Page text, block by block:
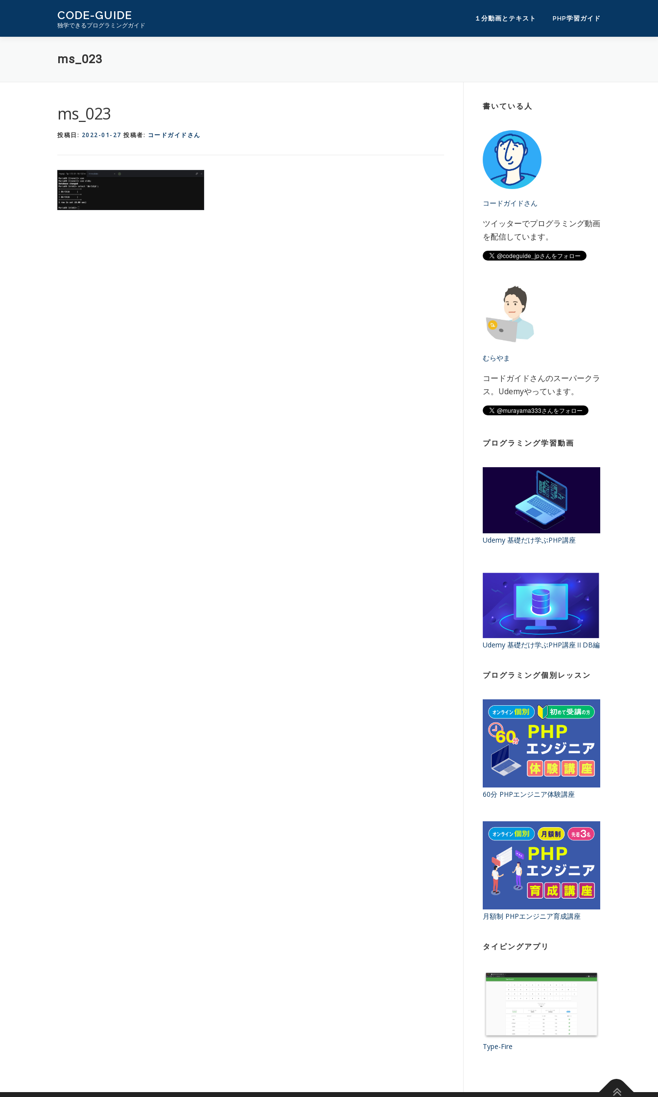
CODE-GUIDE
独学できるプログラミングガイド
１分動画とテキスト PHP学習ガイド
ms_023
ms_023
投稿日: 2022-01-27 投稿者: コードガイドさん
書いている人
コードガイドさん
ツイッターでプログラミング動画
を配信しています。
むらやま
コードガイドさんのスーパークラ
ス。Udemyやっています。
プログラミング学習動画
Udemy 基礎だけ学ぶPHP講座
Udemy 基礎だけ学ぶPHP講座ⅡDB編
プログラミング個別レッスン
60分 PHPエンジニア体験講座
月額制 PHPエンジニア育成講座
タイピングアプリ
Type-Fire